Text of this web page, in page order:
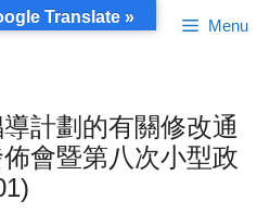
Menu
導計劃的有關修改通
會暨第八次小型政
Translate »